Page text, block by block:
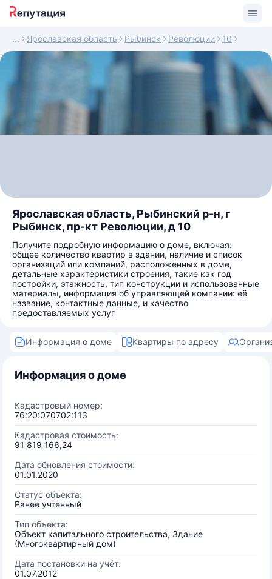
Ярославская область Рыбинск Революции 10
Ярославская область, Рыбинский р-н, г
Рыбинск, пр-кт Революции, д 10
Получите подробную информацию о доме, включая:
общее количество квартир в здании, наличие и список
организаций или компаний, расположенных в доме,
детальные характеристики строения, такие как год
постройки, этажность, тип конструкции и использованные
материалы, информация об управляющей компании: её
название, контактные данные, и качество
предоставляемых услуг
Информация о доме Квартиры по адресу
Информация о доме
Кадастровый номер:
76:20:070702:113
Кадастровая стоимость:
91 819 166,24
Дата обновления стоимости:
01.01.2020
Статус объекта:
Ранее учтенный
Тип объекта:
Объект капитального строительства, Здание
(Многоквартирный дом)
Дата постановки на учёт:
01.07.2012